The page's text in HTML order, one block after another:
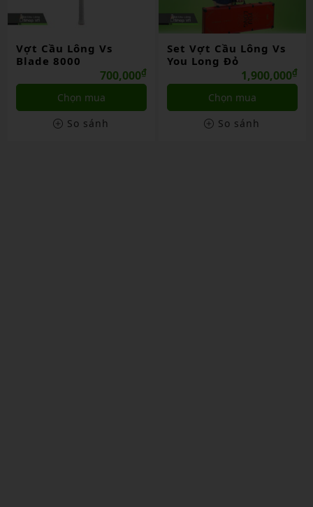
Set Vợt Cầu Lông Vs
You Long Đỏ
1,900,000₫
Chọn mua
So sánh
Vợt Cầu Lông Vs You
Long Trắng – XT
1,200,000₫
Chọn mua
So sánh